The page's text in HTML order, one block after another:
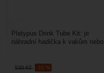
530Kč -15 %
Platypus Drink Tube Kit: je
náhradní hadička k vakům nebo